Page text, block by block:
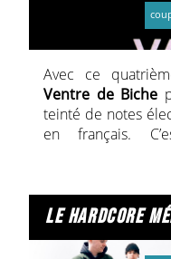
Avec ce
Ventre de Biche
teinté de notes
en français.
Six épisodes
l’album, de quoi